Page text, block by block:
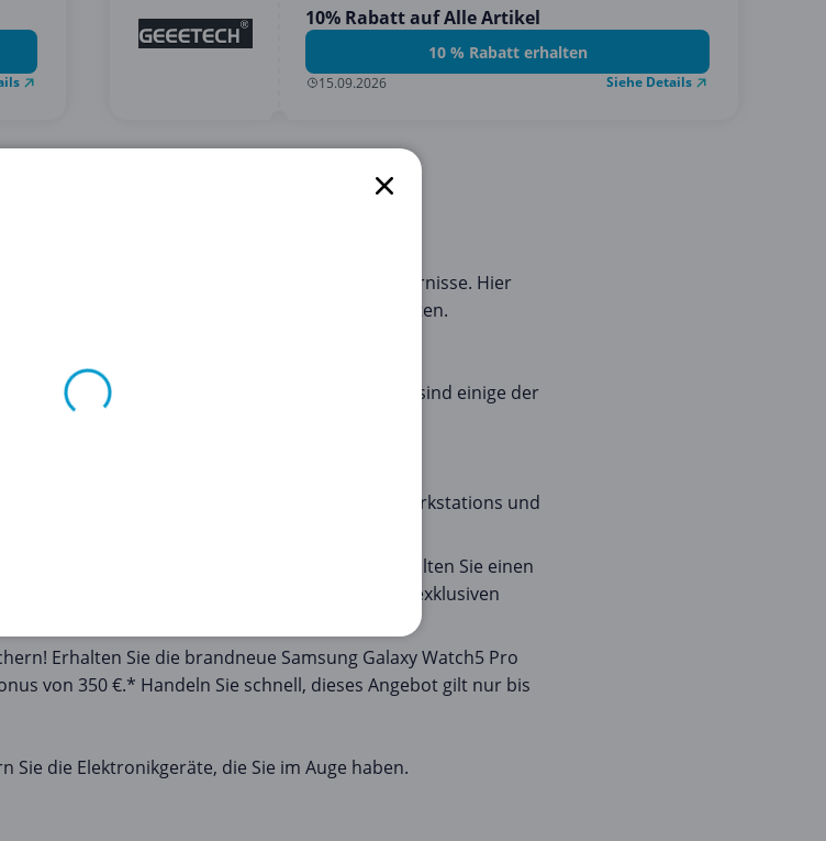
10% Rabatt auf Alle Artikel
10 % Rabatt erhalten
15.09.2026 Siehe Details
ultimativen Ziel für bemerkenswerte Ersparnisse. Hier
um Ihr Technikspiel ohne hohe Preise aufzurüsten.
haben wir für Sie alles im Angebot. Hier sind einige der
Sie bis zu 250 € auf HP Notebooks, Monitore, Workstations und
Sie nicht diese unglaublichen Angebote!
MateBook X Pro und MateBook 16s und erhalten Sie einen
Sie das ultimative Seherlebnis mit diesem exklusiven
Erhalten Sie die brandneue Samsung Galaxy Watch5 Pro
von 350 €.* Handeln Sie schnell, dieses Angebot gilt nur bis
Sie die Elektronikgeräte, die Sie im Auge haben.